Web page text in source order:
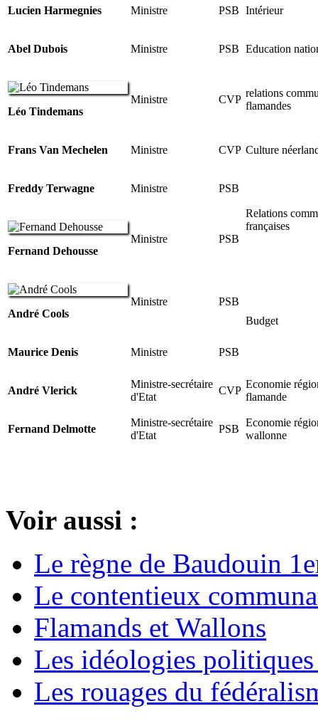
Lucien Harmegnies Ministre PSB Intérieur
Abel Dubois Ministre PSB Education
Léo Tindemans
Ministre CVP
relations
flamandes
Frans Van Mechelen Ministre CVP Culture
Freddy Terwagne Ministre PSB
Relations
françaises
Fernand Dehousse
Ministre PSB
André Cools
Ministre
PSB
Budget
Maurice Denis Ministre PSB
André Vlerick
Ministre-secrétaire
d'Etat
CVP
Economie
flamande
Fernand Delmotte
Ministre-secrétaire
d'Etat
PSB
Economie
wallonne
Voir aussi :
Le règne de Baudouin
Le contentieux
Flamands et Wallons
Les idéologies
Les rouages du